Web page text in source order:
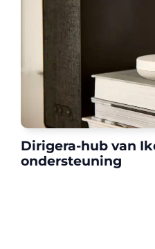
Dirigera-hub van
ondersteuning